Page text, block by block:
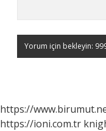
https://
https://ioni.com.tr